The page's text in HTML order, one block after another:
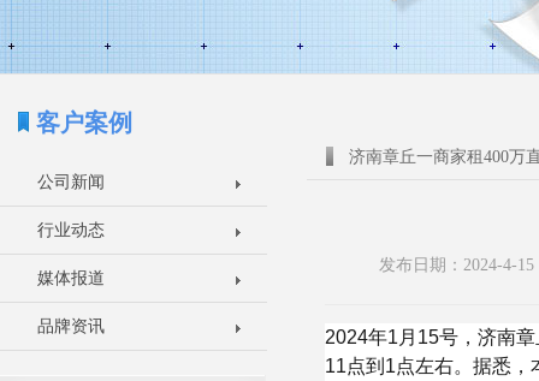
客户案例
公司新闻
行业动态
媒体报道
品牌资讯
济南章丘一商家租400万
发布日期：2024-4-
2024年1月15号，济南
11点到1点左右。据悉